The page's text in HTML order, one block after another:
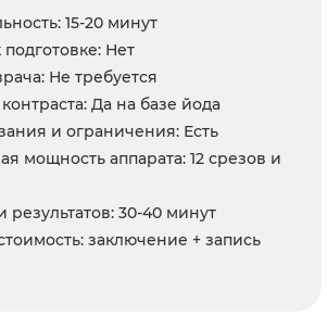
15-20 минут
Нет
Не требуется
Да на базе йода
и ограничения: Есть
мощность аппарата: 12 срезов и
30-40 минут
заключение + запись